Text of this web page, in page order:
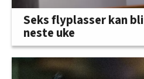
Seks flyplasser kan
neste uke